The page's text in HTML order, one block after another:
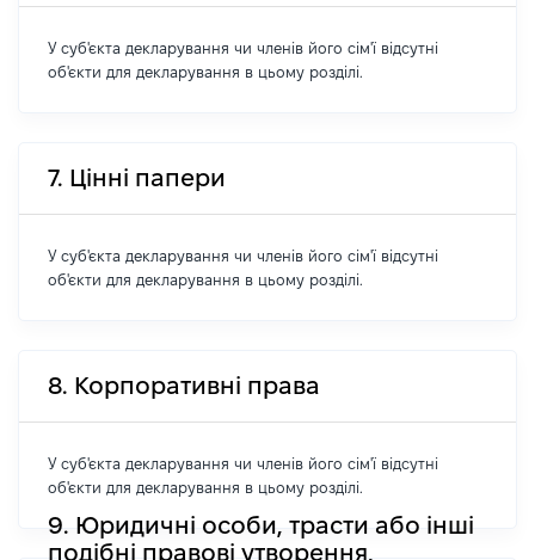
У суб'єкта декларування чи членів його сім'ї відсутні
об'єкти для декларування в цьому розділі.
7. Цінні папери
У суб'єкта декларування чи членів його сім'ї відсутні
об'єкти для декларування в цьому розділі.
8. Корпоративні права
У суб'єкта декларування чи членів його сім'ї відсутні
об'єкти для декларування в цьому розділі.
9. Юридичні особи, трасти або інші
подібні правові утворення,